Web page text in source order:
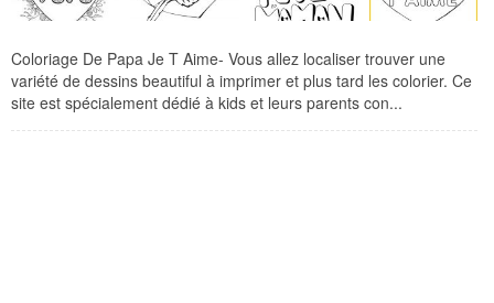
Coloriage De Papa Je T Aime- Vous allez localiser trouver une
variété de dessins beautiful à imprimer et plus tard les colorier. Ce
site est spécialement dédié à kids et leurs parents con...